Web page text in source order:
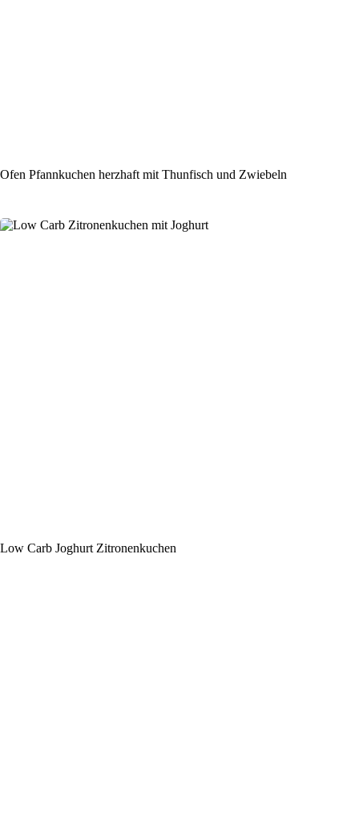
Ofen Pfannkuchen herzhaft mit Thunfisch und Zwiebeln
Low Carb Joghurt Zitronenkuchen